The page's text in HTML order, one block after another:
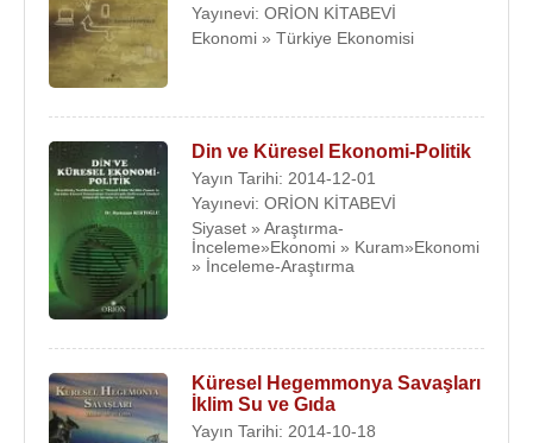
Yayınevi: ORİON KİTABEVİ
Ekonomi » Türkiye Ekonomisi
Din ve Küresel Ekonomi-Politik
Yayın Tarihi: 2014-12-01
Yayınevi: ORİON KİTABEVİ
Siyaset » Araştırma-
İnceleme»Ekonomi » Kuram»Ekonomi
» İnceleme-Araştırma
Küresel Hegemmonya Savaşları
İklim Su ve Gıda
Yayın Tarihi: 2014-10-18